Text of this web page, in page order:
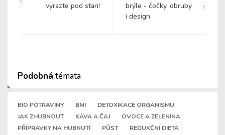
vyrazte pod stan!
brýle - čočky, obruby
i design
Podobná témata
BIO POTRAVINY BMI
DETOXIKACE ORGANISMU
JAK ZHUBNOUT
KÁVA A ČAJ
OVOCE A ZELENINA
PŘÍPRAVKY NA HUBNUTÍ
PŮST
REDUKČNÍ DIETA